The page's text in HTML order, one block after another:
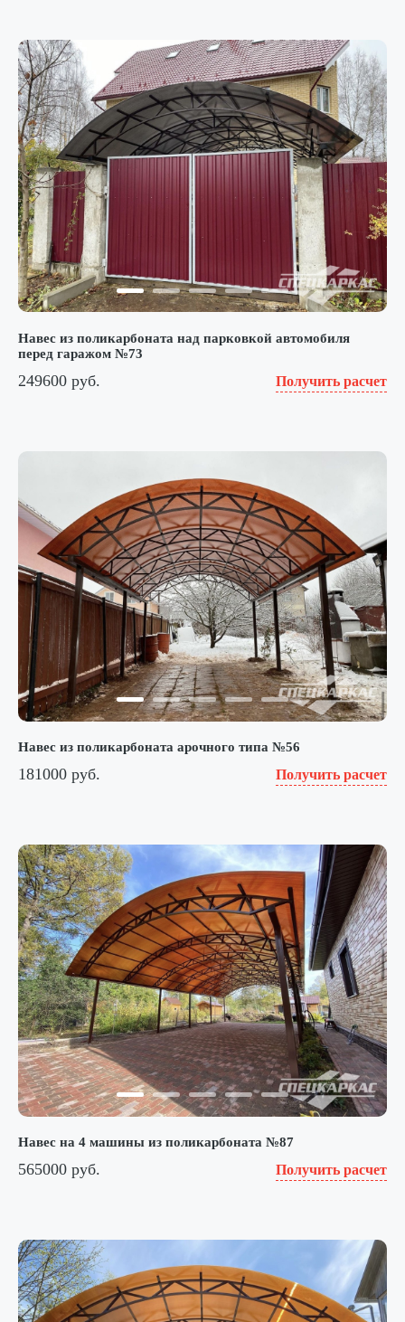
Навес из поликарбоната над парковкой автомобиля
перед гаражом №73
249600 руб. Получить расчет
Навес из поликарбоната арочного типа №56
181000 руб. Получить расчет
Навес на 4 машины из поликарбоната №87
565000 руб. Получить расчет